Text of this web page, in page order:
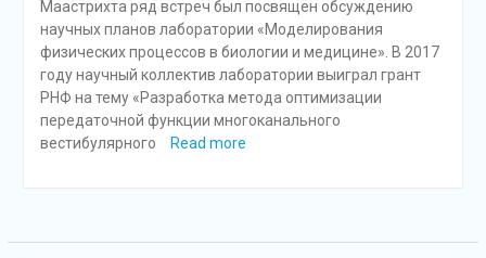
Маастрихта ряд встреч был посвящен обсуждению
научных планов лаборатории «Моделирования
физических процессов в биологии и медицине». В 2017
году научный коллектив лаборатории выиграл грант
РНФ на тему «Разработка метода оптимизации
передаточной функции многоканального
вестибулярного
Read more